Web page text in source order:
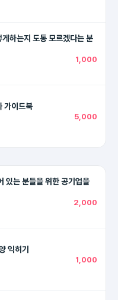
하는지 도통 모르겠다는 분
1,000
가이드북
5,000
있는 분들을 위한 공기업을
2,000
익히기
1,000